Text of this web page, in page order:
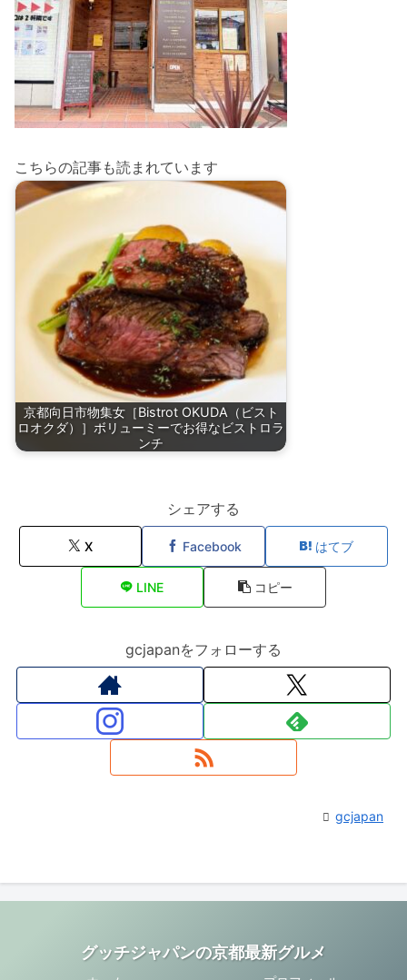
こちらの記事も読まれています
京都向日市物集女［Bistrot OKUDA（ビスト
ロオクダ）］ボリューミーでお得なビストロラ
ンチ
シェアする
X Facebook はてブ
LINE コピー
gcjapanをフォローする
gcjapan
グッチジャパンの京都最新グルメ